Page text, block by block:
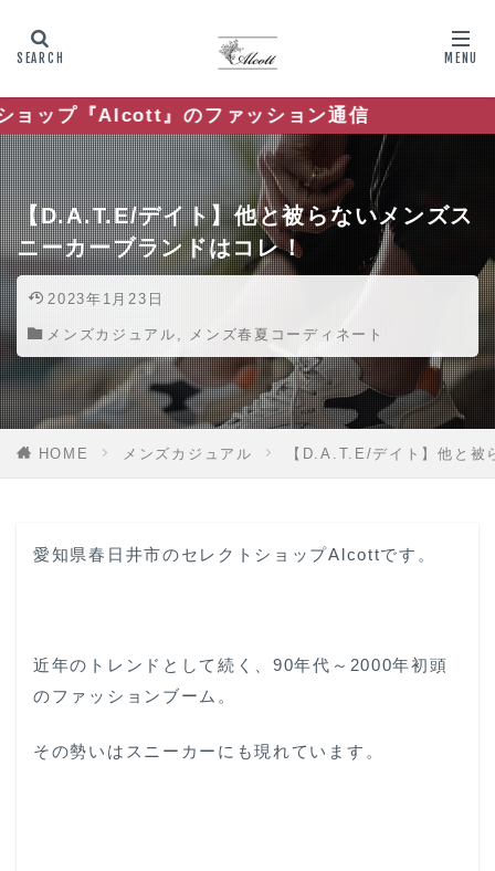
ァッション通信
【D.A.T.E/デイト】他と被らないメンズス
ニーカーブランドはコレ！
2023年1月23日
メンズカジュアル , メンズ春夏コーディネート
HOME メンズカジュアル 【D.A.T.E/デイト】他と被
愛知県春日井市のセレクトショップAlcottです。
近年のトレンドとして続く、90年代～2000年初頭
のファッションブーム。
その勢いはスニーカーにも現れています。